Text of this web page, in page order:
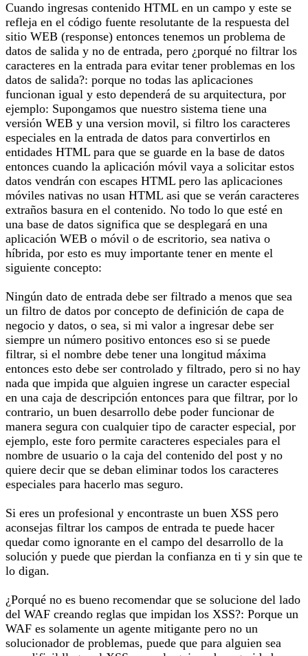
Cuando ingresas contenido HTML en un campo y este se
refleja en el código fuente resolutante de la respuesta del
sitio WEB (response) entonces tenemos un problema de
datos de salida y no de entrada, pero ¿porqué no filtrar los
caracteres en la entrada para evitar tener problemas en los
datos de salida?: porque no todas las aplicaciones
funcionan igual y esto dependerá de su arquitectura, por
ejemplo: Supongamos que nuestro sistema tiene una
versión WEB y una version movil, si filtro los caracteres
especiales en la entrada de datos para convertirlos en
entidades HTML para que se guarde en la base de datos
entonces cuando la aplicación móvil vaya a solicitar estos
datos vendrán con escapes HTML pero las aplicaciones
móviles nativas no usan HTML asi que se verán caracteres
extraños basura en el contenido. No todo lo que esté en
una base de datos significa que se desplegará en una
aplicación WEB o móvil o de escritorio, sea nativa o
híbrida, por esto es muy importante tener en mente el
siguiente concepto:
Ningún dato de entrada debe ser filtrado a menos que sea
un filtro de datos por concepto de definición de capa de
negocio y datos, o sea, si mi valor a ingresar debe ser
siempre un número positivo entonces eso si se puede
filtrar, si el nombre debe tener una longitud máxima
entonces esto debe ser controlado y filtrado, pero si no hay
nada que impida que alguien ingrese un caracter especial
en una caja de descripción entonces para que filtrar, por lo
contrario, un buen desarrollo debe poder funcionar de
manera segura con cualquier tipo de caracter especial, por
ejemplo, este foro permite caracteres especiales para el
nombre de usuario o la caja del contenido del post y no
quiere decir que se deban eliminar todos los caracteres
especiales para hacerlo mas seguro.
Si eres un profesional y encontraste un buen XSS pero
aconsejas filtrar los campos de entrada te puede hacer
quedar como ignorante en el campo del desarrollo de la
solución y puede que pierdan la confianza en ti y sin que te
lo digan.
¿Porqué no es bueno recomendar que se solucione del lado
del WAF creando reglas que impidan los XSS?: Porque un
WAF es solamente un agente mitigante pero no un
solucionador de problemas, puede que para alguien sea